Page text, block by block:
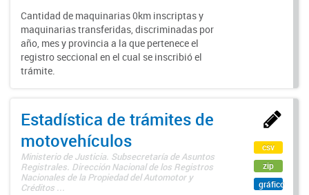
Cantidad de maquinarias 0km inscriptas y
maquinarias transferidas, discriminadas por
año, mes y provincia a la que pertenece el
registro seccional en el cual se inscribió el
trámite.
Estadística de trámites de
motovehículos
Ministerio de Justicia. Subsecretaría de Asuntos
Registrales. Dirección Nacional de los Registros
Nacionales de la Propiedad del Automotor y
Créditos ...
csv
zip
gráfico